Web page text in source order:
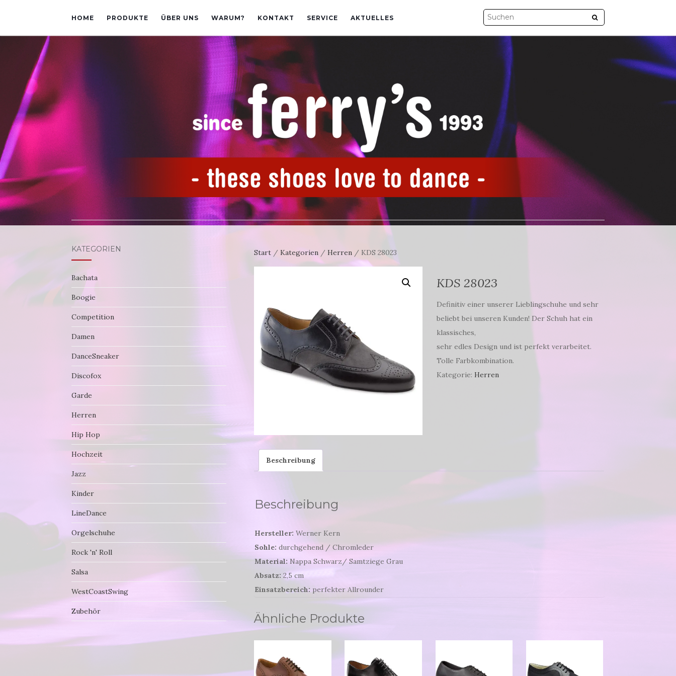
HOME PRODUKTE ÜBER UNS WARUM? KONTAKT SERVICE AKTUELLES
Start /Kategorien /Herren / KDS 28023
KDS 28023
Definitiv einer unserer Lieblingschuhe und sehr
beliebt bei unseren Kunden! Der Schuh hat ein
klassisches,
sehr edles Design und ist perfekt verarbeitet.
Tolle Farbkombination.
Kategorie: Herren
Beschreibung
Beschreibung
Hersteller: Werner Kern
Sohle: durchgehend / Chromleder
Material: Nappa Schwarz/ Samtziege Grau
Absatz:2,5 cm
Einsatzbereich: perfekter Allrounder
Ähnliche Produkte
KATEGORIEN
Bachata
Boogie
Competition
Damen
DanceSneaker
Discofox
Garde
Herren
Hip Hop
Hochzeit
Jazz
Kinder
LineDance
Orgelschuhe
Rock 'n' Roll
Salsa
WestCoastSwing
Zubehör